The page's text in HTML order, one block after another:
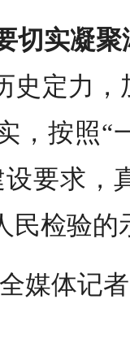
切实凝聚
史定力 ，
， 按照“
设要求 ，
民检验的
媒体记